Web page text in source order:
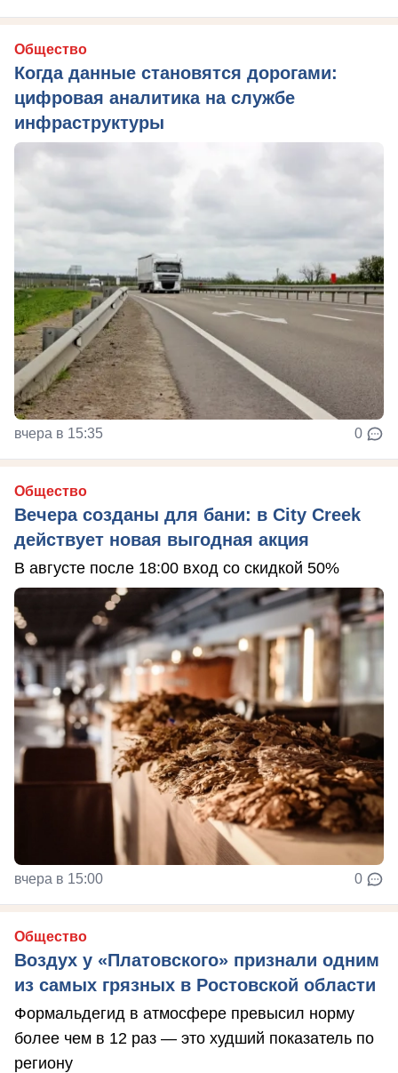
Общество
Когда данные становятся дорогами:
цифровая аналитика на службе
инфраструктуры
вчера в 15:35 0
Общество
Вечера созданы для бани: в City Creek
действует новая выгодная акция
В августе после 18:00 вход со скидкой 50%
вчера в 15:00 0
Общество
Воздух у «Платовского» признали одним
из самых грязных в Ростовской области
Формальдегид в атмосфере превысил норму
более чем в 12 раз — это худший показатель по
региону